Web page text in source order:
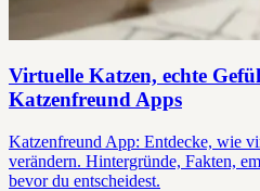
Virtuelle Katzen, echte
Katzenfreund Apps
Katzenfreund App: Entdecke, wie
verändern. Hintergründe, Fakten,
bevor du entscheidest.